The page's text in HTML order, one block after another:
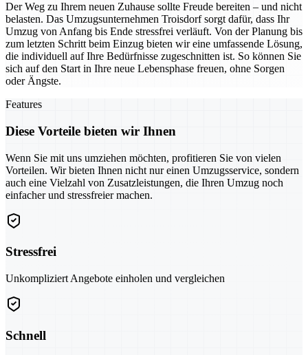
Der Weg zu Ihrem neuen Zuhause sollte Freude bereiten – und nicht
belasten. Das Umzugsunternehmen Troisdorf sorgt dafür, dass Ihr
Umzug von Anfang bis Ende stressfrei verläuft. Von der Planung bis
zum letzten Schritt beim Einzug bieten wir eine umfassende Lösung,
die individuell auf Ihre Bedürfnisse zugeschnitten ist. So können Sie
sich auf den Start in Ihre neue Lebensphase freuen, ohne Sorgen
oder Ängste.
Features
Diese Vorteile bieten wir Ihnen
Wenn Sie mit uns umziehen möchten, profitieren Sie von vielen
Vorteilen. Wir bieten Ihnen nicht nur einen Umzugsservice, sondern
auch eine Vielzahl von Zusatzleistungen, die Ihren Umzug noch
einfacher und stressfreier machen.
Stressfrei
Unkompliziert Angebote einholen und vergleichen
Schnell